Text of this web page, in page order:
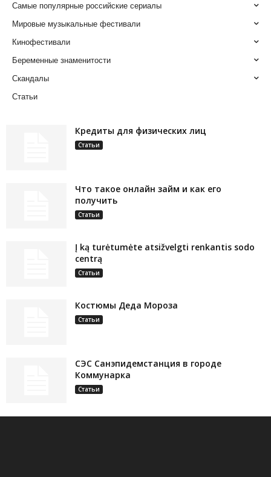
Самые популярные российские сериалы
Мировые музыкальные фестивали
Кинофестивали
Беременные знаменитости
Скандалы
Статьи
Кредиты для физических лиц
Статьи
Что такое онлайн займ и как его
получить
Статьи
Į ką turėtumėte atsižvelgti renkantis sodo
centrą
Статьи
Костюмы Деда Мороза
Статьи
СЭС Санэпидемстанция в городе
Коммунарка
Статьи